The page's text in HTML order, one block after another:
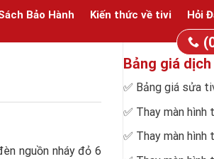
Bảo Hành Kiến thức về tivi Hỏi
nguồn nháy đỏ 6
Bảng giá dịch
✅ Bảng giá sửa
✅ Thay màn hình
✅ Thay màn hình